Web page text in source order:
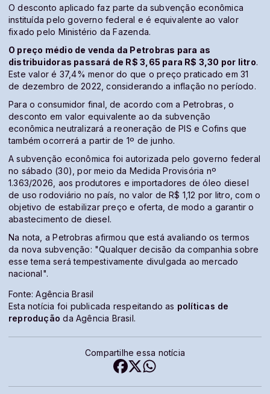
O desconto aplicado faz parte da subvenção econômica
instituída pelo governo federal e é equivalente ao valor
fixado pelo Ministério da Fazenda.
O preço médio de venda da Petrobras para as
distribuidoras passará de R$ 3,65 para R$ 3,30 por litro.
Este valor é 37,4% menor do que o preço praticado em 31
de dezembro de 2022, considerando a inflação no período.
Para o consumidor final, de acordo com a Petrobras, o
desconto em valor equivalente ao da subvenção
econômica neutralizará a reoneração de PIS e Cofins que
também ocorrerá a partir de 1º de junho.
A subvenção econômica foi autorizada pelo governo federal
no sábado (30), por meio da Medida Provisória nº
1.363/2026, aos produtores e importadores de óleo diesel
de uso rodoviário no país, no valor de R$ 1,12 por litro, com o
objetivo de estabilizar preço e oferta, de modo a garantir o
abastecimento de diesel.
Na nota, a Petrobras afirmou que está avaliando os termos
da nova subvenção: "Qualquer decisão da companhia sobre
esse tema será tempestivamente divulgada ao mercado
nacional".
Fonte: Agência Brasil
Esta notícia foi publicada respeitando as políticas de
reprodução da Agência Brasil.
Compartilhe essa notícia